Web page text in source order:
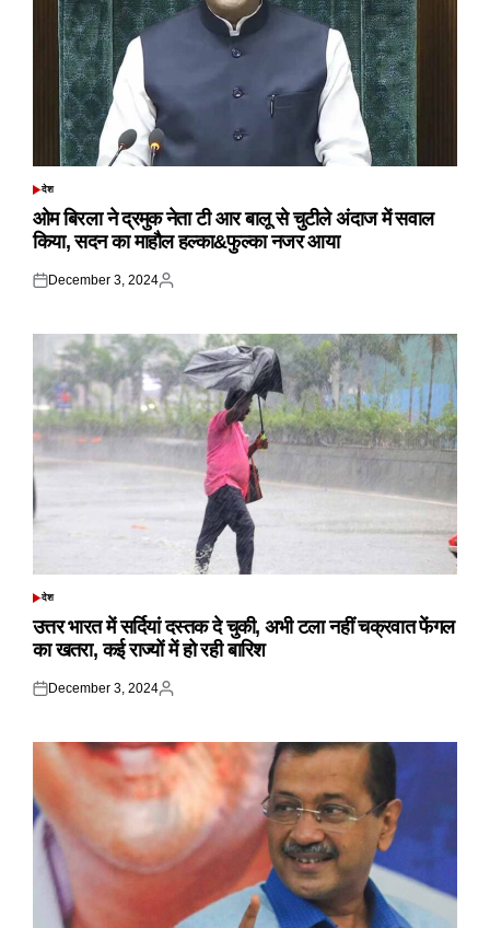
POSTED
देश
ओम बिरला ने द्रमुक नेता टी आर बालू से चुटीले अंदाज में सवाल
किया, सदन का माहौल हल्का&फुल्का नजर आया
Posted
December 3, 2024
Posted
POSTED
देश
उत्तर भारत में सर्दियां दस्तक दे चुकी, अभी टला नहीं चक्रवात फेंगल
का खतरा, कई राज्यों में हो रही बारिश
Posted
December 3, 2024
Posted